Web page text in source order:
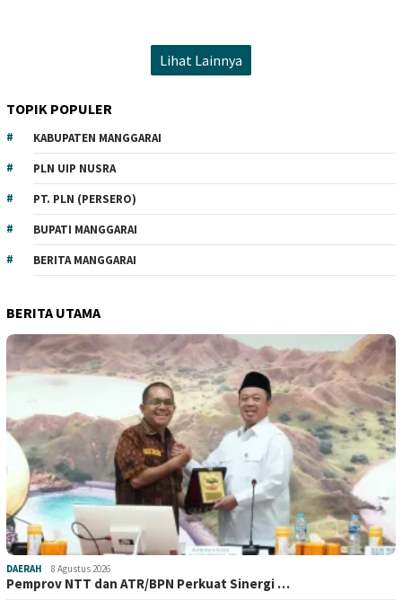
Lihat Lainnya
TOPIK POPULER
KABUPATEN MANGGARAI
PLN UIP NUSRA
PT. PLN (PERSERO)
BUPATI MANGGARAI
BERITA MANGGARAI
BERITA UTAMA
DAERAH 8 Agustus 2026
Pemprov NTT dan ATR/BPN Perkuat Sinergi …